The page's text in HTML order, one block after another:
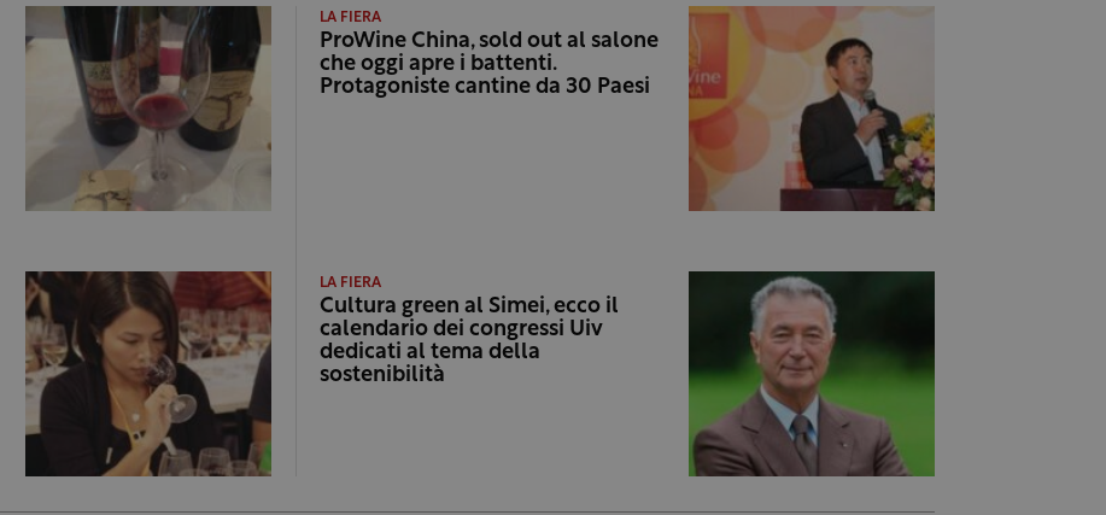
LA FIERA
ProWine China, sold out al salone
che oggi apre i battenti.
Protagoniste cantine da 30 Paesi
LA FIERA
Cultura green al Simei, ecco il
calendario dei congressi Uiv
dedicati al tema della
sostenibilità